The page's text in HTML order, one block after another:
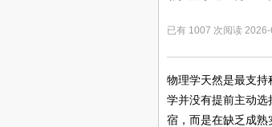
已有 1007 次阅读 2026-
物理学天然是最支
学并没有提前主动
宿，而是在缺乏成